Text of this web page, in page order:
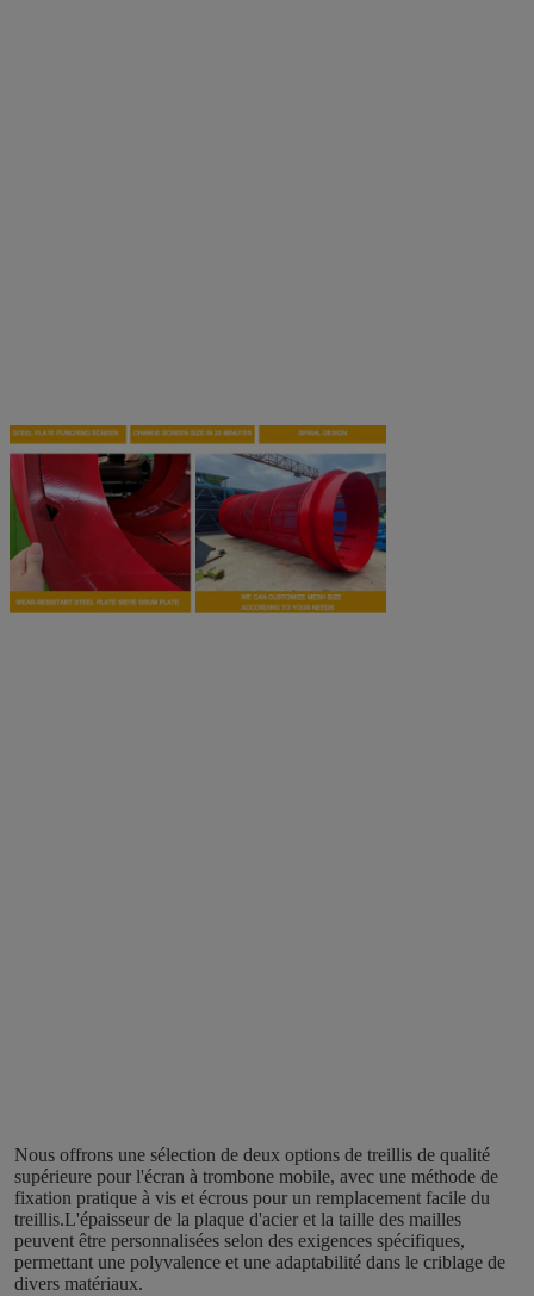
Nous offrons une sélection de deux options de treillis de qualité
supérieure pour l'écran à trombone mobile, avec une méthode de
fixation pratique à vis et écrous pour un remplacement facile du
treillis.L'épaisseur de la plaque d'acier et la taille des mailles
peuvent être personnalisées selon des exigences spécifiques,
permettant une polyvalence et une adaptabilité dans le criblage de
divers matériaux.